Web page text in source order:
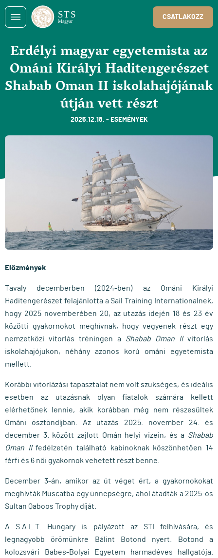
CSATLAKOZZ
Erdélyi magyar egyetemista az
Ománi Királyi Haditengerészet
Shabab Oman II iskolahajójának
útján vett részt
2025.12.18. - ESEMÉNYEK
Előzmények
Tavaly decemberben (2024-ben) az Ománi Királyi
Haditengerészet felajánlotta a Sail Training Internationalnek,
hogy 2025 novemberében 20, az utazás idején 18 és 23 év
közötti gyakornokot meghívnak, hogy vegyenek részt egy
nemzetközi vitorlás tréningen a Shabab Oman IIvitorlás
iskolahajójukon, néhány azonos korú ománi egyetemista
mellett.
Korábbi vitorlázási tapasztalat nem volt szükséges, és ideális
esetben az utazásnak olyan fiatalok számára kellett
elérhetőnek lennie, akik korábban még nem részesültek
Ománi ösztöndíjban. Az utazás 2025. november 24. és
december 3. között zajlott Omán helyi vizein, és a Shabab
Oman IIfedélzetén található kabinoknak köszönhetően 14
férfi és 6 női gyakornok vehetett részt benne.
December 3-án, amikor az út véget ért, a gyakornokokat
meghívták Muscatba egy ünnepségre, ahol átadták a 2025-ös
Sultan Qaboos Trophy díját.
A S.A.L.T. Hungary is pályázott az STI felhívására, és
legnagyobb örömünkre Bálint Botond nyert. Botond a
kolozsvári Babes-Bolyai Egyetem harmadéves hallgatója.